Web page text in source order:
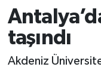
taşındı
Akdeniz
Bölge
EĞİTİM
Antalya Trafik
Süper Lig